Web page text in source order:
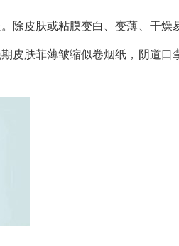
除皮肤或粘膜变白、变薄、干燥
皮肤菲薄皱缩似卷烟纸，阴道口